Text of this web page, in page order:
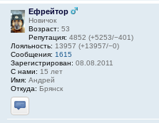
Ефрейтор
Новичок
Возраст: 53
Репутация: 4852 (+5253/−401)
Лояльность: 13957 (+13957/−0)
Сообщения: 1615
Зарегистрирован: 08.08.2011
С нами: 15 лет
Имя: Андрей
Откуда: Брянск
Отправить личное сообщение